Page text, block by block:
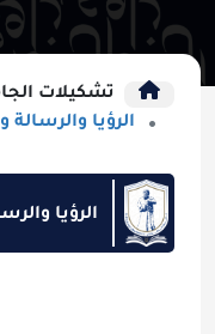
تشكيلات
الرؤيا والرسالة
الرؤيا